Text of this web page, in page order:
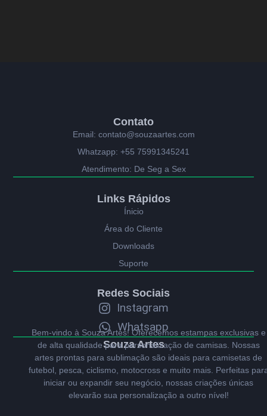
Souza Artes
Bem-vindo à Souza Artes! Oferecemos estampas exclusivas e
de alta qualidade para personalização de camisas. Nossas
artes prontas para sublimação são ideais para camisetas de
futebol, pesca, ciclismo, motocross e muito mais. Perfeitas
iniciar ou expandir seu negócio, nossas criações únicas
elevarão sua personalização a outro nível!
Contato
Email: contato@souzaartes.com
Whatzapp: +55 75991345241
Atendimento: De Seg a Sex
Redes Sociais
Instagram
Whatsapp
Links Rápidos
Ínicio
Área do Cliente
Downloads
Suporte